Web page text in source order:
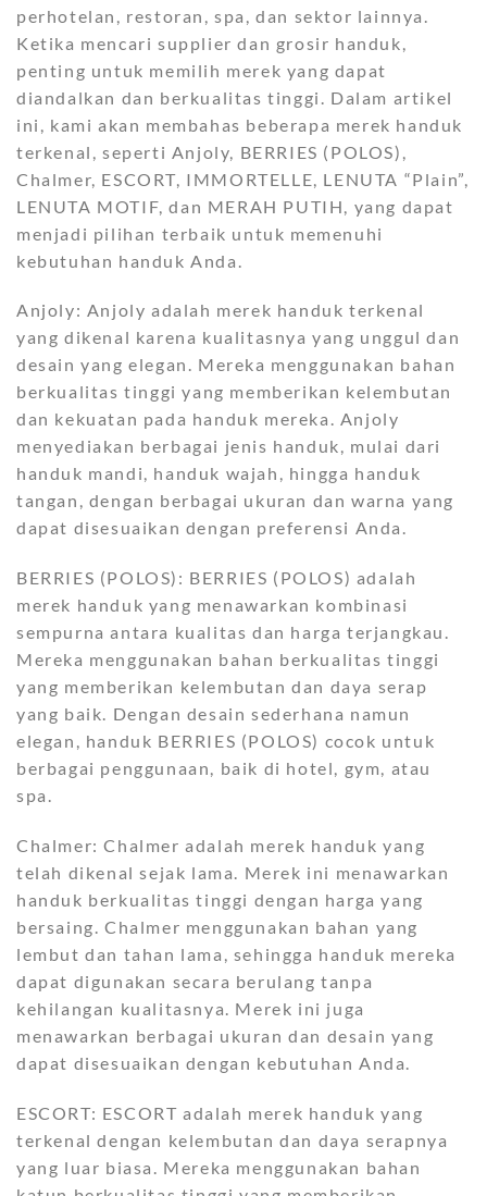
perhotelan, restoran, spa, dan sektor lainnya.
Ketika mencari supplier dan grosir handuk,
penting untuk memilih merek yang dapat
diandalkan dan berkualitas tinggi. Dalam artikel
ini, kami akan membahas beberapa merek handuk
terkenal, seperti Anjoly, BERRIES (POLOS),
Chalmer, ESCORT, IMMORTELLE, LENUTA “Plain”,
LENUTA MOTIF, dan MERAH PUTIH, yang dapat
menjadi pilihan terbaik untuk memenuhi
kebutuhan handuk Anda.
Anjoly: Anjoly adalah merek handuk terkenal
yang dikenal karena kualitasnya yang unggul dan
desain yang elegan. Mereka menggunakan bahan
berkualitas tinggi yang memberikan kelembutan
dan kekuatan pada handuk mereka. Anjoly
menyediakan berbagai jenis handuk, mulai dari
handuk mandi, handuk wajah, hingga handuk
tangan, dengan berbagai ukuran dan warna yang
dapat disesuaikan dengan preferensi Anda.
BERRIES (POLOS): BERRIES (POLOS) adalah
merek handuk yang menawarkan kombinasi
sempurna antara kualitas dan harga terjangkau.
Mereka menggunakan bahan berkualitas tinggi
yang memberikan kelembutan dan daya serap
yang baik. Dengan desain sederhana namun
elegan, handuk BERRIES (POLOS) cocok untuk
berbagai penggunaan, baik di hotel, gym, atau
spa.
Chalmer: Chalmer adalah merek handuk yang
telah dikenal sejak lama. Merek ini menawarkan
handuk berkualitas tinggi dengan harga yang
bersaing. Chalmer menggunakan bahan yang
lembut dan tahan lama, sehingga handuk mereka
dapat digunakan secara berulang tanpa
kehilangan kualitasnya. Merek ini juga
menawarkan berbagai ukuran dan desain yang
dapat disesuaikan dengan kebutuhan Anda.
ESCORT: ESCORT adalah merek handuk yang
terkenal dengan kelembutan dan daya serapnya
yang luar biasa. Mereka menggunakan bahan